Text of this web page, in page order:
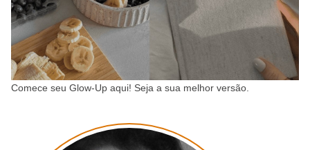
Comece seu Glow-Up aqui! Seja a sua melhor versão.